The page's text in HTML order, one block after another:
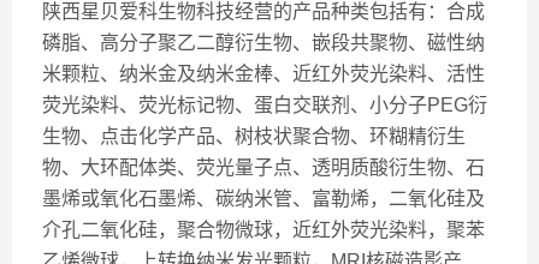
陕西星贝爱科生物科技经营的产品种类包括有：合成
磷脂、高分子聚乙二醇衍生物、嵌段共聚物、磁性纳
米颗粒、纳米金及纳米金棒、近红外荧光染料、活性
荧光染料、荧光标记物、蛋白交联剂、小分子PEG衍
生物、点击化学产品、树枝状聚合物、环糊精衍生
物、大环配体类、荧光量子点、透明质酸衍生物、石
墨烯或氧化石墨烯、碳纳米管、富勒烯，二氧化硅及
介孔二氧化硅，聚合物微球，近红外荧光染料，聚苯